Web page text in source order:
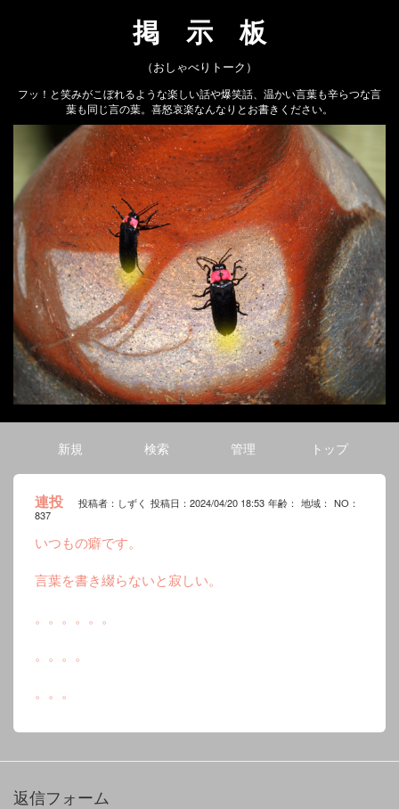
掲 示 板
（おしゃべりトーク）
フッ！と笑みがこぼれるような楽しい話や爆笑話、温かい言葉も辛らつな言
葉も同じ言の葉。喜怒哀楽なんなりとお書きください。
新規 検索 管理 トップ
連投 投稿者：しずく 投稿日：2024/04/20 18:53 年齢： 地域： NO：
837
いつもの癖です。
言葉を書き綴らないと寂しい。
。。。。。。
。。。。
。。。
返信フォーム